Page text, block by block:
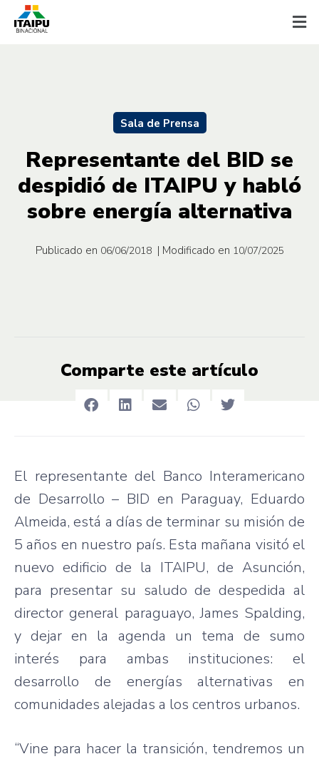
Sala de Prensa
Representante del BID se
despidió de ITAIPU y habló
sobre energía alternativa
Publicado en 06/06/2018 | Modificado en 10/07/2025
Comparte este artículo
El representante del Banco Interamericano
de Desarrollo – BID en Paraguay, Eduardo
Almeida, está a días de terminar su misión de
5 años en nuestro país. Esta mañana visitó el
nuevo edificio de la ITAIPU, de Asunción,
para presentar su saludo de despedida al
director general paraguayo, James Spalding,
y dejar en la agenda un tema de sumo
interés para ambas instituciones: el
desarrollo de energías alternativas en
comunidades alejadas a los centros urbanos.
“Vine para hacer la transición, tendremos un